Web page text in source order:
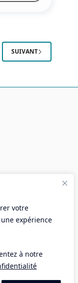
votre
expérience
à notre
SUIVANT
Mèze